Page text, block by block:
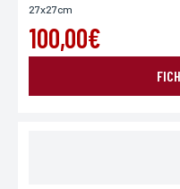
27x27cm
100,00€